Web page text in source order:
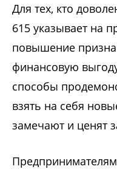
Для тех, кто
615 указывает на
повышение
финансовую
способы
взять на себя
замечают и ценят